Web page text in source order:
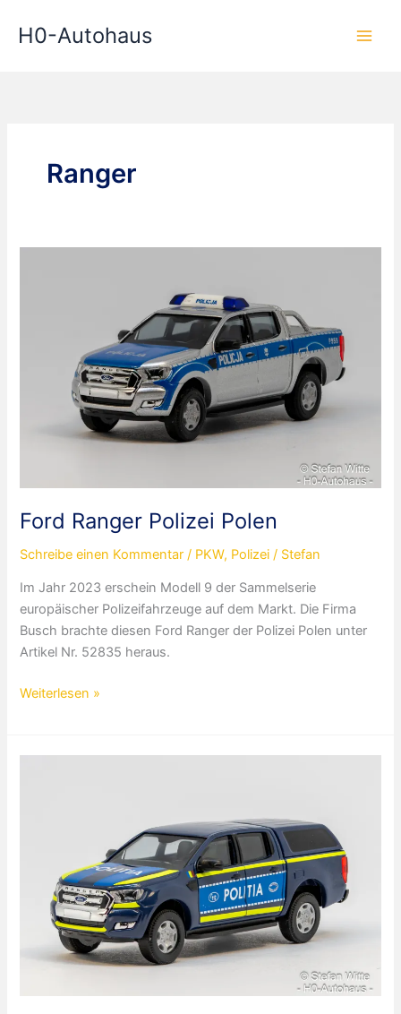
InhaltH0-Autohaus
Ranger
Ford Ranger Polizei Polen
Schreibe einen Kommentar / PKW, Polizei / Stefan
Im Jahr 2023 erschein Modell 9 der Sammelserie
europäischer Polizeifahrzeuge auf dem Markt. Die Firma
Busch brachte diesen Ford Ranger der Polizei Polen unter
Artikel Nr. 52835 heraus.
Ford
Polen
Weiterlesen »